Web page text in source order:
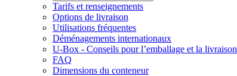
Tarifs et renseignements
Options de livraison
Utilisations fréquentes
Déménagements internationaux
U-Box - Conseils pour l’emballage et la livraison
FAQ
Dimensions du conteneur